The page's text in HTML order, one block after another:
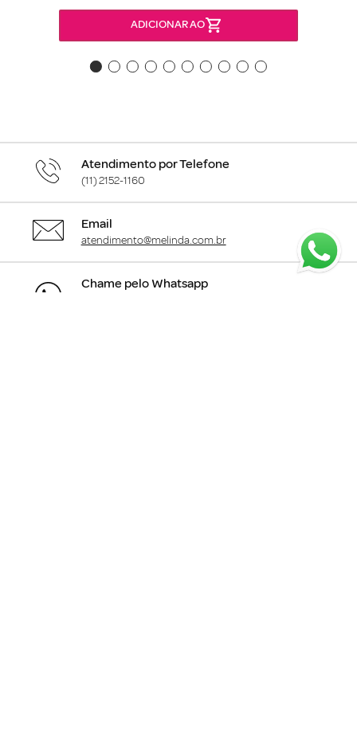
ADICIONAR AO
Atendimento por Telefone
(11) 2152-1160
Email
atendimento@melinda.com.br
Chame pelo Whatsapp